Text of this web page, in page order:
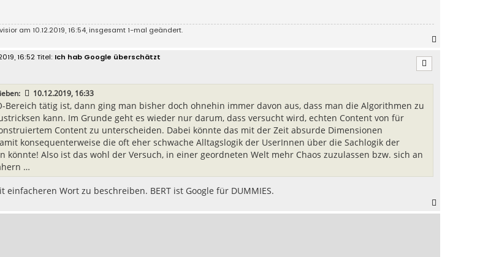
am 10.12.2019, 16:54, insgesamt 1-mal geändert.
16:52 Ich hab Google überschätzt
10.12.2019, 16:33
Bereich tätig ist, dann ging man bisher doch ohnehin immer davon aus, dass man die Algorithmen zu
kann. Im Grunde geht es wieder nur darum, dass versucht wird, echten Content von für
Content zu unterscheiden. Dabei könnte das mit der Zeit absurde Dimensionen
konsequenterweise die oft eher schwache Alltagslogik der UserInnen über die Sachlogik der
könnte! Also ist das wohl der Versuch, in einer geordneten Welt mehr Chaos zuzulassen bzw. sich an
…
einfacheren Wort zu beschreiben. BERT ist Google für DUMMIES.
a